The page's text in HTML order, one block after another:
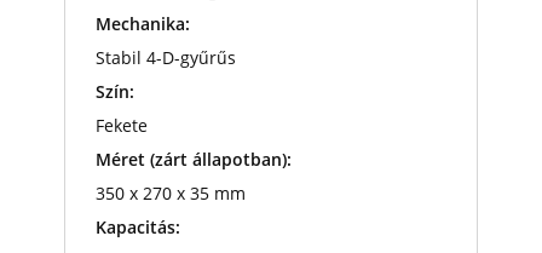
Mechanika:
Stabil 4-D-gyűrűs
Szín:
Fekete
Méret (zárt állapotban):
350 x 270 x 35 mm
Kapacitás: